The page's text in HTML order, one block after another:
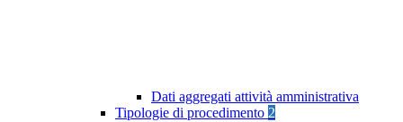
Dati aggregati attività amministrativa
Tipologie di procedimento 2